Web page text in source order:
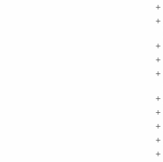
+
+
+
+
+
+
+
+
+
+